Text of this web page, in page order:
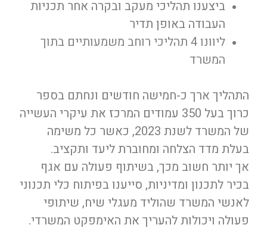
ביצענו תהליכי מעקב ובקרה אחר תכניות
העבודה באופן תדיר
ליוונו 4 תהליכי רוחב משמעותיים בתוך
המשרד
התהליך ארך כ-חמישה חודשים ונחתם בספר
כרוך בעל 350 עמודים המרכז את עיקרי העשייה
של המשרד לשנת 2023, כאשר כל משימה
בעלת מדד הצלחה ומחוברת ליעד ותקציב.
אך יותר חשוב מכך, בשיתוף פעולה עם אגף
בכיר לתכנון ומדיניות, סייענו בפיתוח כלי תכנוני
לאנשי המשרד שהוליד מעגלי שיח, שיתופי
פעולה ויכולות להעריך את האימפקט המשרדי.